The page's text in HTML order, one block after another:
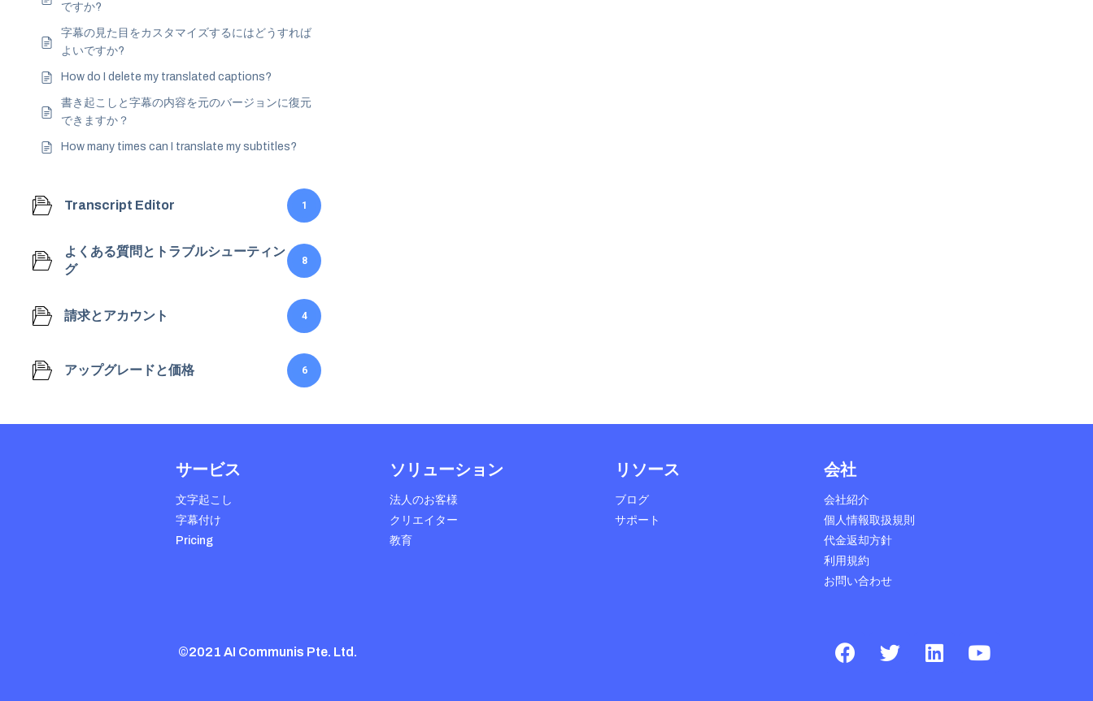
ですか?
字幕の見た目をカスタマイズするにはどうすれば
よいですか?
How do I delete my translated captions?
書き起こしと字幕の内容を元のバージョンに復元
できますか？
How many times can I translate my subtitles?
Transcript Editor 1
よくある質問とトラブルシューティン
グ
8
請求とアカウント 4
アップグレードと価格 6
サービス
文字起こし
字幕付け
Pricing
ソリューション
法人のお客様
クリエイター
教育
リソース
ブログ
サポート
会社
会社紹介
個人情報取扱規則
代金返却方針
利用規約
お問い合わせ
©2021 AI Communis Pte. Ltd.